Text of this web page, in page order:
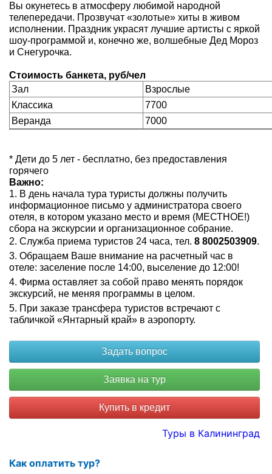
Вы окунетесь в атмосферу любимой народной
телепередачи. Прозвучат «золотые» хиты в живом
исполнении. Праздник украсят лучшие артисты с яркой
шоу-программой и, конечно же, волшебные Дед Мороз
и Снегурочка.
Стоимость банкета, руб/чел
Зал
Взрослые
Классика
7700
Веранда
7000
* Дети до 5 лет - бесплатно, без предоставления
горячего
Важно:
В день начала тура туристы должны получить
информационное письмо у администратора своего
отеля, в котором указано место и время (МЕСТНОЕ!)
сбора на экскурсии и организационное собрание.
Служба приема туристов 24 часа, тел. 8 8002503909.
Обращаем Ваше внимание на расчетный час в
отеле: заселение после 14:00, выселение до 12:00!
Фирма оставляет за собой право менять порядок
экскурсий, не меняя программы в целом.
При заказе трансфера туристов встречают с
табличкой «Янтарный край» в аэропорту.
Купить в кредит
Туры в Калининград
Как оплатить тур?